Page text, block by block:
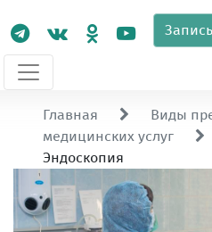
Главная
Виды
медицинских услуг
Эндоскопия